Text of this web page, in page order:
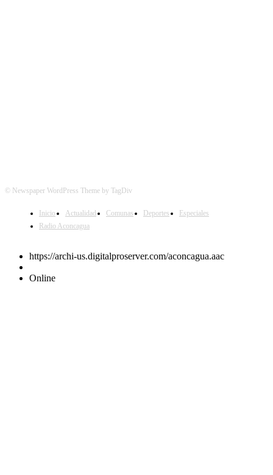
© Newspaper WordPress Theme by TagDiv
Inicio Actualidad Comunas Deportes
Especiales
Radio Aconcagua
https://archi-us.digitalproserver.com/aconcagua.aac
Online